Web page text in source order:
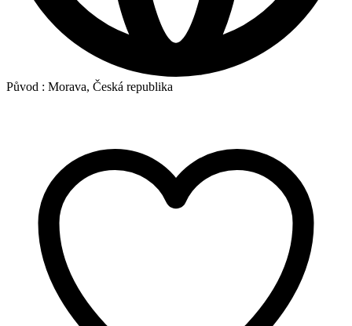
Původ : Morava, Česká republika